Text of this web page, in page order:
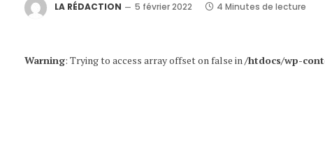
LA RÉDACTION 5 février 2022 4 Minutes de lecture
Warning: Trying to access array offset on false in/htdocs/wp-